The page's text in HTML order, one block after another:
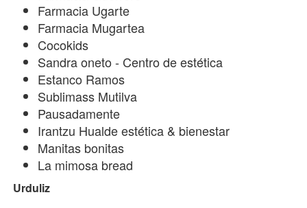
Farmacia Ugarte
Farmacia Mugartea
Cocokids
Sandra oneto - Centro de estética
Estanco Ramos
Sublimass Mutilva
Pausadamente
Irantzu Hualde estética & bienestar
Manitas bonitas
La mimosa bread
Urduliz